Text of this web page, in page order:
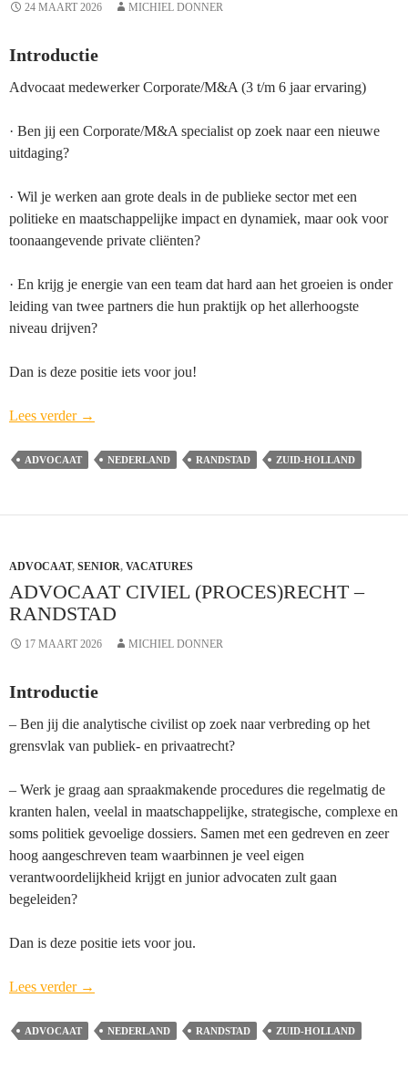
24 MAART 2026 MICHIEL DONNER
Introductie
Advocaat medewerker Corporate/M&A (3 t/m 6 jaar ervaring)
· Ben jij een Corporate/M&A specialist op zoek naar een nieuwe
uitdaging?
· Wil je werken aan grote deals in de publieke sector met een
politieke en maatschappelijke impact en dynamiek, maar ook voor
toonaangevende private cliënten?
· En krijg je energie van een team dat hard aan het groeien is onder
leiding van twee partners die hun praktijk op het allerhoogste
niveau drijven?
Dan is deze positie iets voor jou!
Lees verder Ondernemende
Medewerker
→
ADVOCAAT NEDERLAND RANDSTAD ZUID-HOLLAND
ADVOCAAT, SENIOR, VACATURES
ADVOCAAT CIVIEL (PROCES)RECHT –
RANDSTAD
17 MAART 2026 MICHIEL DONNER
Introductie
– Ben jij die analytische civilist op zoek naar verbreding op het
grensvlak van publiek- en privaatrecht?
– Werk je graag aan spraakmakende procedures die regelmatig de
kranten halen, veelal in maatschappelijke, strategische, complexe en
soms politiek gevoelige dossiers. Samen met een gedreven en zeer
hoog aangeschreven team waarbinnen je veel eigen
verantwoordelijkheid krijgt en junior advocaten zult gaan
begeleiden?
Dan is deze positie iets voor jou.
Lees verder Advocaat
(Proces)recht
→
ADVOCAAT NEDERLAND RANDSTAD ZUID-HOLLAND